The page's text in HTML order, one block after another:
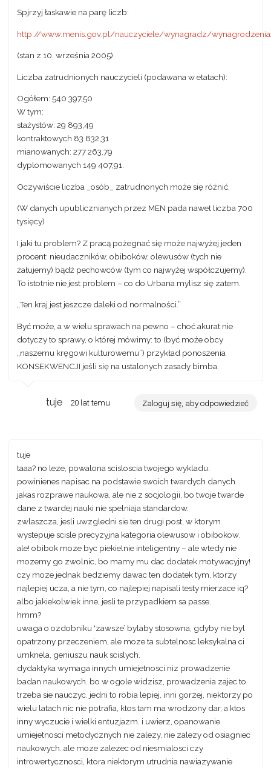
Spjrzyj łaskawie na parę liczb:
http://www.menis.gov.pl/nauczyciele/wynagradz/
(stan z 10. września 2005)
Liczba zatrudnionych nauczycieli (podawana w etatach):
Ogółem: 540 397,50
W tym:
stażystów: 29 893,49
kontraktowych 83 832,31
mianowanych: 277 263,79
dyplomowanych 149 407,91.
Oczywiście liczba _osób_ zatrudnonych może się różnić.
(W danych upublicznianych przez MEN pada nawet liczba 700
tysięcy)
I jaki tu problem? Z pracą pożegnać się może najwyżej jeden
procent: nieudaczników, obiboków, olewusów (tych nie
żałujemy) bądź pechowców (tym co najwyżej współczujemy).
To istotnie nie jest problem – co do Urbana mylisz się zatem.
„Ten kraj jest jeszcze daleki od normalności.”
Być może, a w wielu sprawach na pewno – choć akurat nie
dotyczy to sprawy, o której mówimy: to (być może obcy
„naszemu kręgowi kulturowemu”) przykład ponoszenia
KONSEKWENCJI jeśli się na ustalonych zasady bimba.
tuje 20 lat temu Zaloguj się, aby odpowiedzieć
tuje
taaa? no leze, powalona scisloscia twojego wykladu.
powinienes napisac na podstawie swoich twardych danych
jakas rozprawe naukowa, ale nie z socjologii, bo twoje twarde
dane z twardej nauki nie spelniaja standardow.
zwlaszcza, jesli uwzgledni sie ten drugi post, w ktorym
wystepuje scisle precyzyjna kategoria olewusow i obibokow.
ale! obibok moze byc piekielnie inteligentny – ale wtedy nie
mozemy go zwolnic, bo mamy mu dac dodatek motywacyjny!
czy moze jednak bedziemy dawac ten dodatek tym, ktorzy
najlepiej ucza, a nie tym, co najlepiej napisali testy mierzace iq?
albo jakiekolwiek inne, jesli te przypadkiem sa passe.
hmm?
uwaga o ozdobniku 'zawsze’ bylaby stosowna, gdyby nie byl
opatrzony przeczeniem, ale moze ta subtelnosc leksykalna ci
umknela, geniuszu nauk scislych.
dydaktyka wymaga innych umiejetnosci niz prowadzenie
badan naukowych. bo w ogole widzisz, prowadzenia zajec to
trzeba sie nauczyc. jedni to robia lepiej, inni gorzej, niektorzy po
wielu latach nic nie potrafia, ktos tam ma wrodzony dar, a ktos
inny wyczucie i wielki entuzjazm. i uwierz, opanowanie
umiejetnosci metodycznych nie zalezy, nie zalezy od osiagniec
naukowych. ale moze zalezec od niesmialosci czy
introwertycznosci, ktora niektorym utrudnia nawiazywanie